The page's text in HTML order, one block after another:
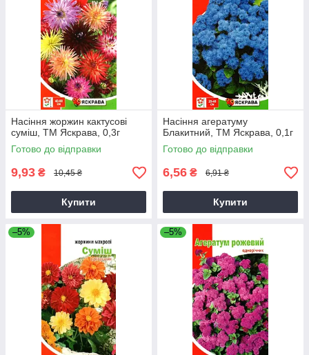
Насіння жоржин кактусові
суміш, ТМ Яскрава, 0,3г
Готово до відправки
9,93 ₴ 10,45 ₴
Купити
Насіння агератуму
Блакитний, ТМ Яскрава, 0,1г
Готово до відправки
6,56 ₴ 6,91 ₴
Купити
–5% –5%